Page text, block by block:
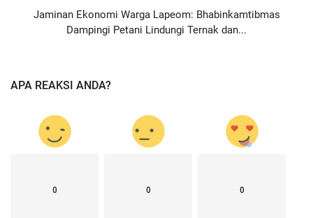
Jaminan Ekonomi Warga Lapeom: Bhabinkamtibmas
Dampingi Petani Lindungi Ternak dan...
APA REAKSI ANDA?
0 0 0